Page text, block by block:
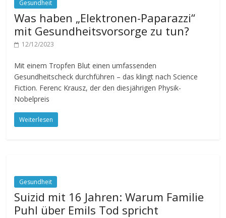
Gesundheit
Was haben „Elektronen-Paparazzi“
mit Gesundheitsvorsorge zu tun?
12/12/2023
Mit einem Tropfen Blut einen umfassenden
Gesundheitscheck durchführen – das klingt nach Science
Fiction. Ferenc Krausz, der den diesjährigen Physik-
Nobelpreis
Weiterlesen
Gesundheit
Suizid mit 16 Jahren: Warum Familie
Puhl über Emils Tod spricht